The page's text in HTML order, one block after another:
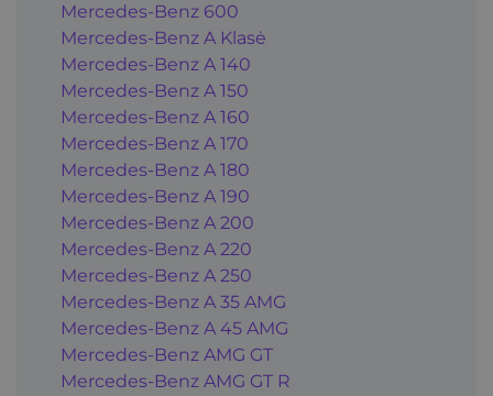
Mercedes-Benz 600
Mercedes-Benz A Klasė
Mercedes-Benz A 140
Mercedes-Benz A 150
Mercedes-Benz A 160
Mercedes-Benz A 170
Mercedes-Benz A 180
Mercedes-Benz A 190
Mercedes-Benz A 200
Mercedes-Benz A 220
Mercedes-Benz A 250
Mercedes-Benz A 35 AMG
Mercedes-Benz A 45 AMG
Mercedes-Benz AMG GT
Mercedes-Benz AMG GT R